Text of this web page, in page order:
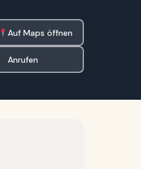
Auf Maps öffnen
Anrufen